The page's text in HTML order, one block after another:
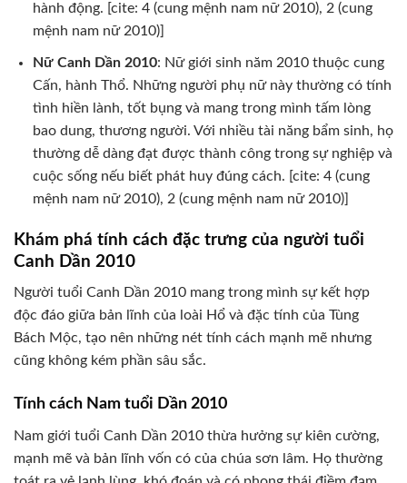
hành động. [cite: 4 (cung mệnh nam nữ 2010), 2 (cung
mệnh nam nữ 2010)]
Nữ Canh Dần 2010: Nữ giới sinh năm 2010 thuộc cung
Cấn, hành Thổ. Những người phụ nữ này thường có tính
tình hiền lành, tốt bụng và mang trong mình tấm lòng
bao dung, thương người. Với nhiều tài năng bẩm sinh, họ
thường dễ dàng đạt được thành công trong sự nghiệp và
cuộc sống nếu biết phát huy đúng cách. [cite: 4 (cung
mệnh nam nữ 2010), 2 (cung mệnh nam nữ 2010)]
Khám phá tính cách đặc trưng của người tuổi
Canh Dần 2010
Người tuổi Canh Dần 2010 mang trong mình sự kết hợp
độc đáo giữa bản lĩnh của loài Hổ và đặc tính của Tùng
Bách Mộc, tạo nên những nét tính cách mạnh mẽ nhưng
cũng không kém phần sâu sắc.
Tính cách Nam tuổi Dần 2010
Nam giới tuổi Canh Dần 2010 thừa hưởng sự kiên cường,
mạnh mẽ và bản lĩnh vốn có của chúa sơn lâm. Họ thường